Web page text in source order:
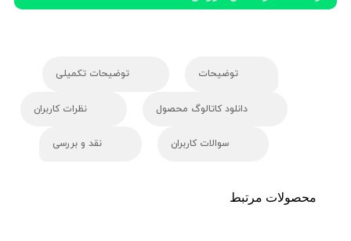
توضیحات توضیحات تکمیلی
دانلود کاتالوگ محصول نظرات کاربران
سوالات کاربران نقد و بررسی
محصولات مرتبط